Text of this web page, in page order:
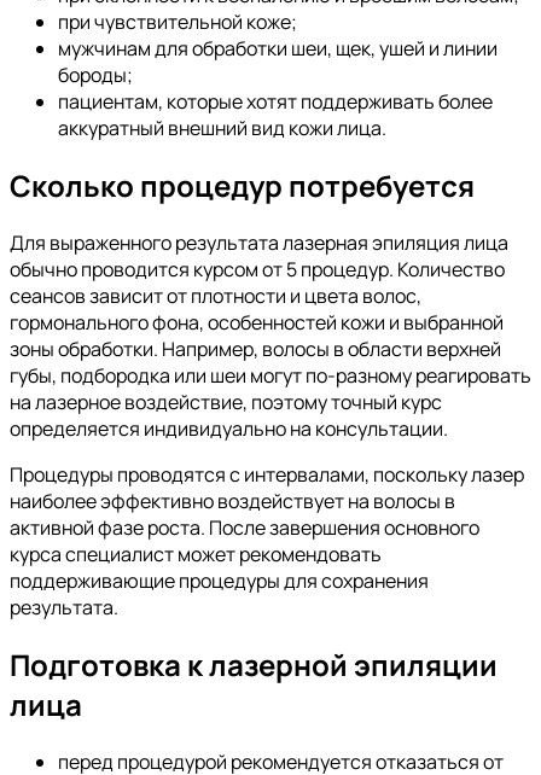
при чувствительной коже;
мужчинам для обработки шеи, щек, ушей и линии
бороды;
пациентам, которые хотят поддерживать более
аккуратный внешний вид кожи лица.
Сколько процедур потребуется
Для выраженного результата лазерная эпиляция лица
обычно проводится курсом от 5 процедур. Количество
сеансов зависит от плотности и цвета волос,
гормонального фона, особенностей кожи и выбранной
зоны обработки. Например, волосы в области верхней
губы, подбородка или шеи могут по-разному реагировать
на лазерное воздействие, поэтому точный курс
определяется индивидуально на консультации.
Процедуры проводятся с интервалами, поскольку лазер
наиболее эффективно воздействует на волосы в
активной фазе роста. После завершения основного
курса специалист может рекомендовать
поддерживающие процедуры для сохранения
результата.
Подготовка к лазерной эпиляции
лица
перед процедурой рекомендуется отказаться от